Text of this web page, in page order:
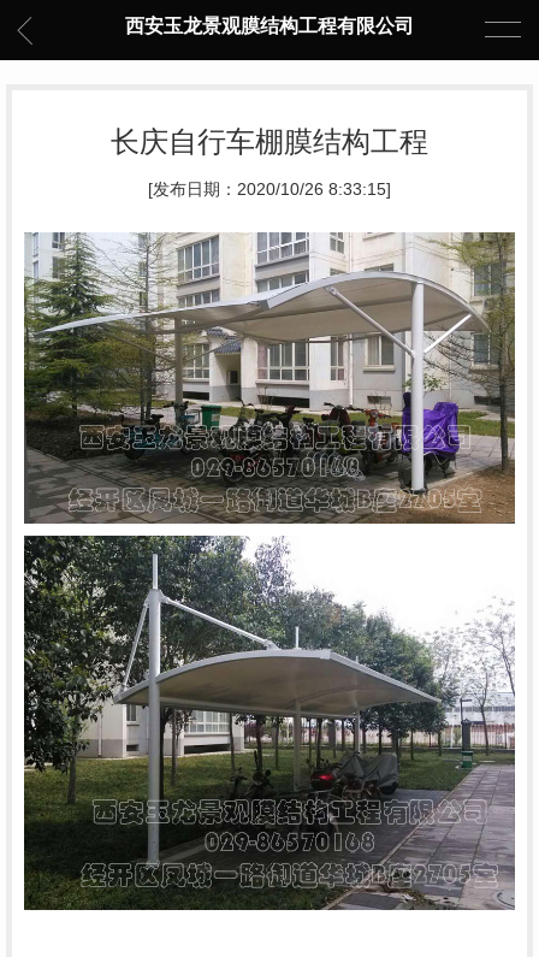
西安玉龙景观膜结构工程有限公司
长庆自行车棚膜结构工程
[发布日期：2020/10/26 8:33:15]